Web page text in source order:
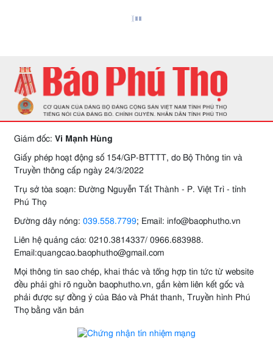
Giám đốc: Vi Mạnh Hùng
Giấy phép hoạt động số 154/GP-BTTTT, do Bộ Thông tin và
Truyền thông cấp ngày 24/3/2022
Trụ sở tòa soạn: Đường Nguyễn Tất Thành - P. Việt Trì - tỉnh
Phú Thọ
Đường dây nóng: 039.558.7799; Email: info@baophutho.vn
Liên hệ quảng cáo: 0210.3814337/ 0966.683988.
Email:quangcao.baophutho@gmail.com
Mọi thông tin sao chép, khai thác và tổng hợp tin tức từ website
đều phải ghi rõ nguồn baophutho.vn, gắn kèm liên kết gốc và
phải được sự đồng ý của Báo và Phát thanh, Truyền hình Phú
Thọ bằng văn bản